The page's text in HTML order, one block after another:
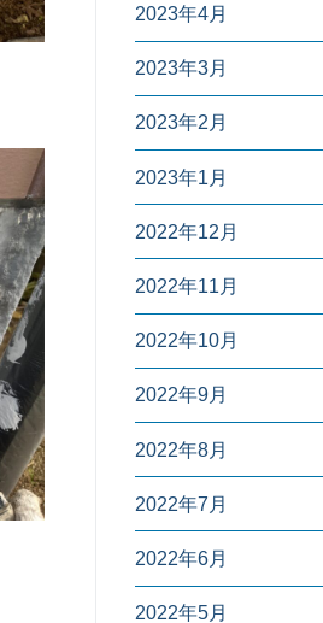
2023年4月
2023年3月
2023年2月
2023年1月
2022年12月
2022年11月
2022年10月
2022年9月
2022年8月
2022年7月
2022年6月
2022年5月